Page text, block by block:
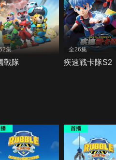
集
戰隊
全26集
疾速戰卡隊S2